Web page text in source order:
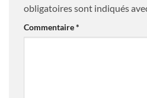
obligatoires sont indiqués
Commentaire*